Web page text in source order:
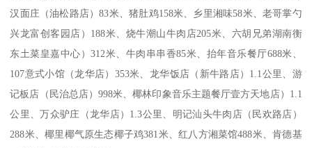
汉面庄（油松路店）83米、猪肚鸡158米、乡里湘味58米、老哥掌勺
兴龙富创客园店）188米、烧牛潮山牛肉店205米、六胡兄弟湖南衡
东土菜皇嘉中心）312米、牛肉串串香85米、抬年音乐餐厅688米、
107意式小馆（龙华店）353米、龙华饭店（新牛路店）1.1公里、游
记板店（民治总店）998米、椰林印象音乐主题餐厅壹方天地店）1.1
公里、万众驴庄（龙华店）1.3公里、明记汕头牛肉店（民欢路店）
288米、椰里椰气原生态椰子鸡381米、红八方湘菜馆488米、肯德基